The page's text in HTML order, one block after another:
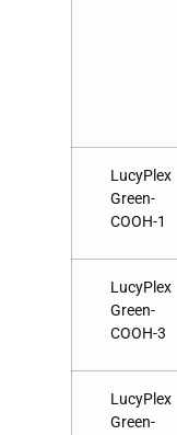
LucyPlex
Green-
COOH-1
LucyPlex
Green-
COOH-3
LucyPlex
Green-